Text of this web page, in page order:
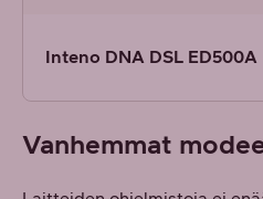
Inteno DNA DSL ED500A
Vanhemmat